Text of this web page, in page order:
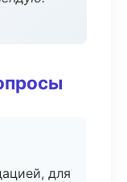
для